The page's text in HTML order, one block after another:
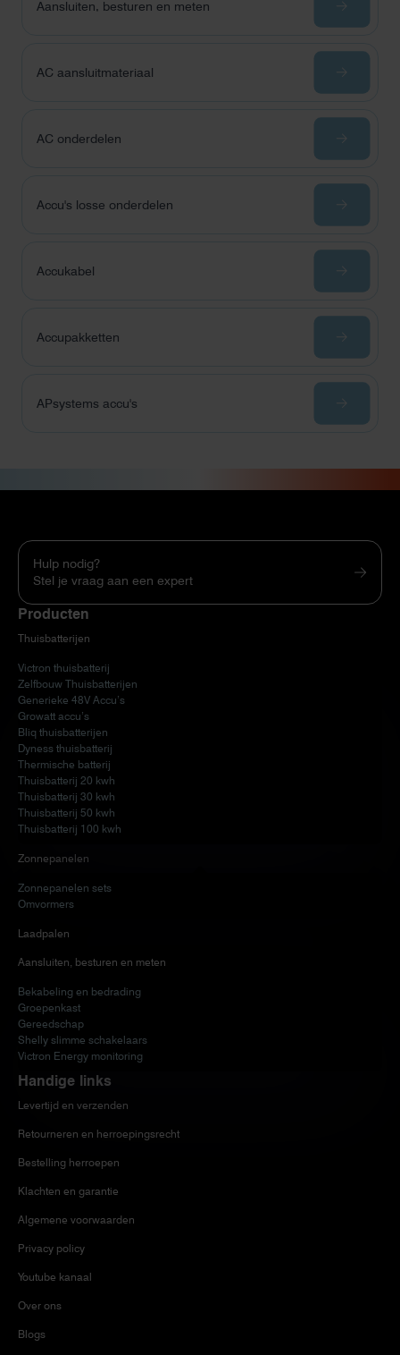
Aansluiten, besturen en meten
AC aansluitmateriaal
AC onderdelen
Accu's losse onderdelen
Accukabel
Accupakketten
APsystems accu's
Hulp nodig?
Stel je vraag aan een expert
Producten
Thuisbatterijen
Victron thuisbatterij
Zelfbouw Thuisbatterijen
Generieke 48V Accu’s
Growatt accu’s
Bliq thuisbatterijen
Dyness thuisbatterij
Thermische batterij
Thuisbatterij 20 kwh
Thuisbatterij 30 kwh
Thuisbatterij 50 kwh
Thuisbatterij 100 kwh
Zonnepanelen
Zonnepanelen sets
Omvormers
Laadpalen
Aansluiten, besturen en meten
Bekabeling en bedrading
Groepenkast
Gereedschap
Shelly slimme schakelaars
Victron Energy monitoring
Handige links
Levertijd en verzenden
Retourneren en herroepingsrecht
Bestelling herroepen
Klachten en garantie
Algemene voorwaarden
Privacy policy
Youtube kanaal
Over ons
Blogs